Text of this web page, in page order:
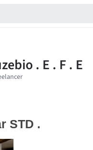
STD .